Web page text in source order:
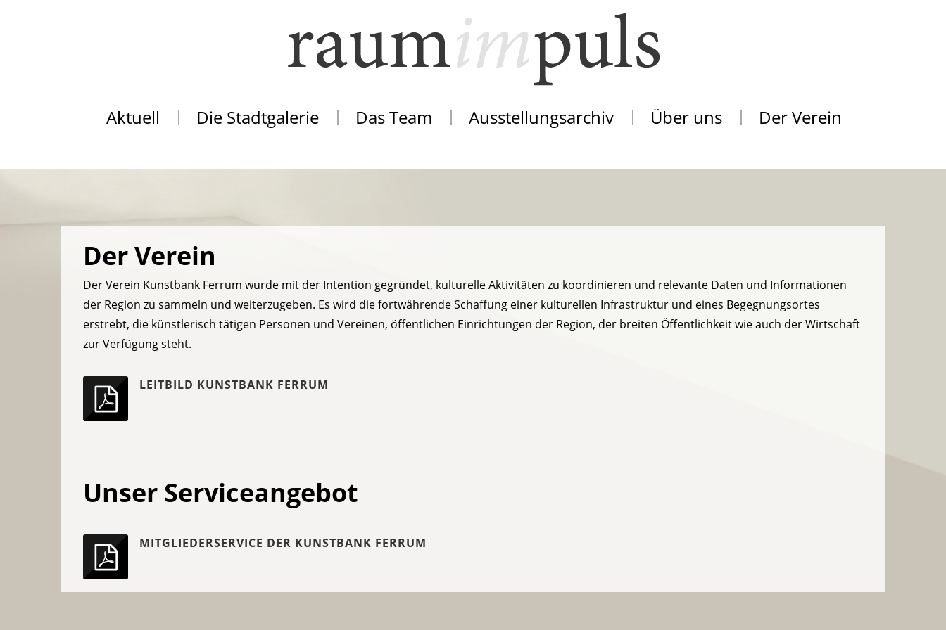
Aktuell Die Stadtgalerie Das Team Ausstellungsarchiv Über uns Der Verein
Der Verein
Der Verein Kunstbank Ferrum wurde mit der Intention gegründet, kulturelle Aktivitäten zu koordinieren und relevante Daten und Informationen
der Region zu sammeln und weiterzugeben. Es wird die fortwährende Schaffung einer kulturellen Infrastruktur und eines Begegnungsortes
erstrebt, die künstlerisch tätigen Personen und Vereinen, öffentlichen Einrichtungen der Region, der breiten Öffentlichkeit wie auch der Wirtschaft
zur Verfügung steht.
LEITBILD KUNSTBANK FERRUM
Unser Serviceangebot
MITGLIEDERSERVICE DER KUNSTBANK FERRUM